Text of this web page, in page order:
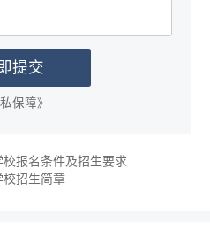
保障》
报名条件及招生要求
校招生简章